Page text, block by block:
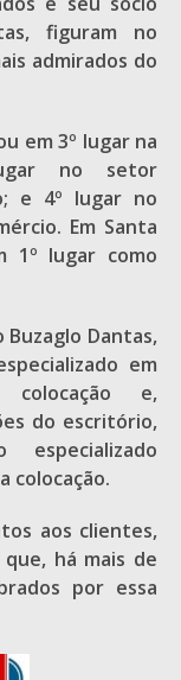
figuram no
admirados do
em 3º lugar na
no setor
e 4º lugar no
Em Santa
1º lugar como
Dantas,
em
e,
do escritório,
colocação.
aos clientes,
há mais de
por essa